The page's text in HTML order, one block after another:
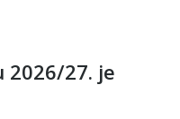
2026/27. je